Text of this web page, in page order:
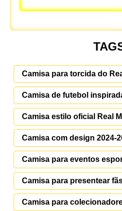
Camisa para torcida do
Camisa de futebol
Camisa estilo oficial Real
Camisa com design 2024-
Camisa para eventos
Camisa para presentear
Camisa para